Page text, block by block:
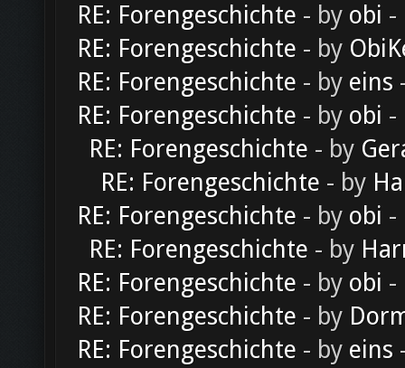
RE: Forengeschichte - by obi -
RE: Forengeschichte - by
RE: Forengeschichte - by eins
RE: Forengeschichte - by obi -
RE: Forengeschichte - by
RE: Forengeschichte - by
RE: Forengeschichte - by obi -
RE: Forengeschichte - by
RE: Forengeschichte - by obi -
RE: Forengeschichte - by
RE: Forengeschichte - by eins